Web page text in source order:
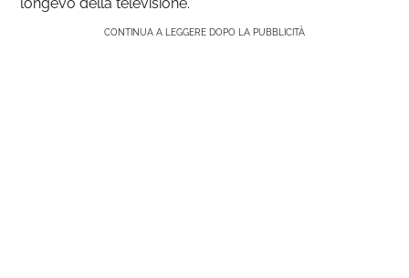
CONTINUA A LEGGERE DOPO LA PUBBLICITÀ